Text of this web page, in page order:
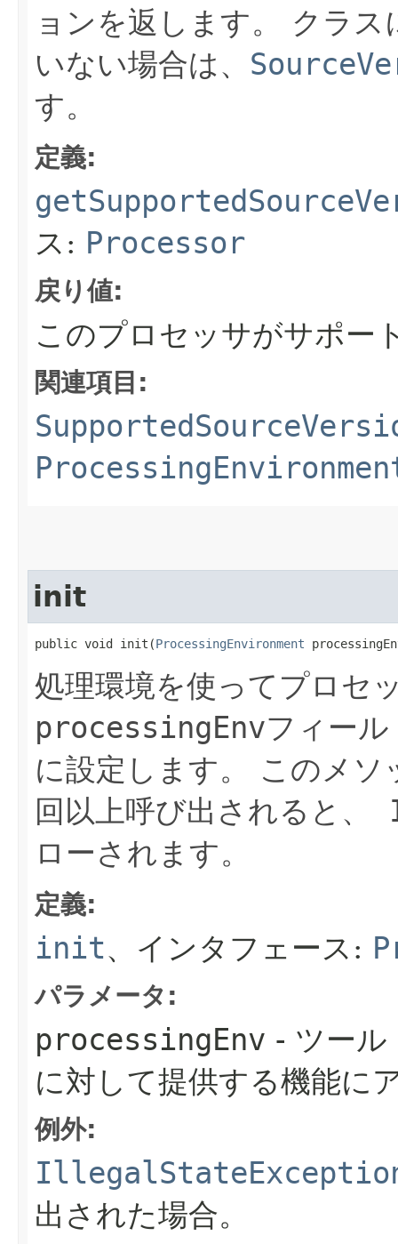
ョンを返します。
クラス
いない場合は、
す。
定義:
ス: Processor
戻り値:
このプロセッサがサポー
関連項目:
init
public void init​(ProcessingEnvironment
処理環境を使ってプロセ
processingEnvフィー
に設定します。
このメソ
回以上呼び出されると、
ローされます。
定義:
init、インタフェース:
パラメータ:
processingEnv - ツール
に対して提供する機能に
例外:
出された場合。